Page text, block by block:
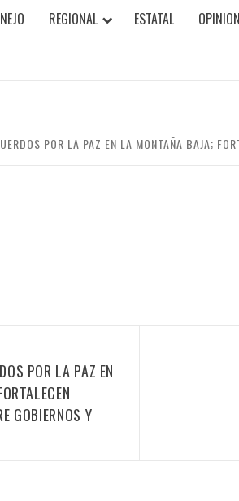
REGIONAL ESTATAL OPINION
POR LA PAZ EN LA MONTAÑA BAJA;
POR LA PAZ EN
GOBIERNOS Y